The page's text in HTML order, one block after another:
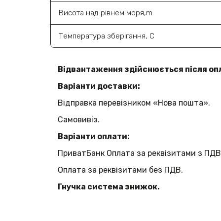
Висота над рівнем моря,m
Температура зберігання, С
Відвантаження здійснюється після
Варіанти доставки:
Відправка перевізником «Нова пошта».
Самовивіз.
Варіанти оплати:
ПриватБанк Оплата за реквізитами з
Оплата за реквізитами без ПДВ.
Гнучка система знижок.